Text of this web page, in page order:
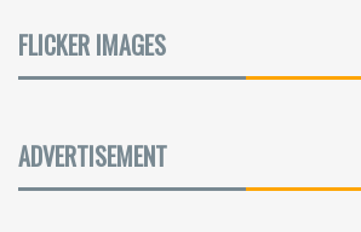
FLICKER IMAGES
ADVERTISEMENT